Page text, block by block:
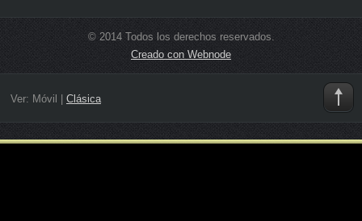
© 2014 Todos los derechos reservados.
Creado con Webnode
Ver: Móvil Clásica